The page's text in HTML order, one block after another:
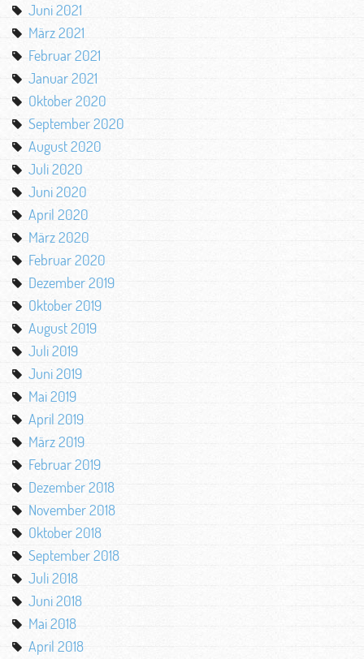
Juni 2021
März 2021
Februar 2021
Januar 2021
Oktober 2020
September 2020
August 2020
Juli 2020
Juni 2020
April 2020
März 2020
Februar 2020
Dezember 2019
Oktober 2019
August 2019
Juli 2019
Juni 2019
Mai 2019
April 2019
März 2019
Februar 2019
Dezember 2018
November 2018
Oktober 2018
September 2018
Juli 2018
Juni 2018
Mai 2018
April 2018